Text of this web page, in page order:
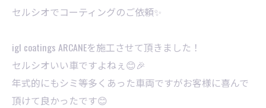
セルシオでコーティングのご依頼✨
igl coatings ARCANEを施工させて頂きました！
セルシオいい車ですよねぇ😊🎉
年式的にもシミ等多くあった車両ですがお客様に喜んで
頂けて良かったです😊